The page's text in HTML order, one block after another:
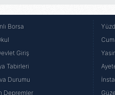
Borsa
Giriş
Tabirleri
Durumu
Depremler